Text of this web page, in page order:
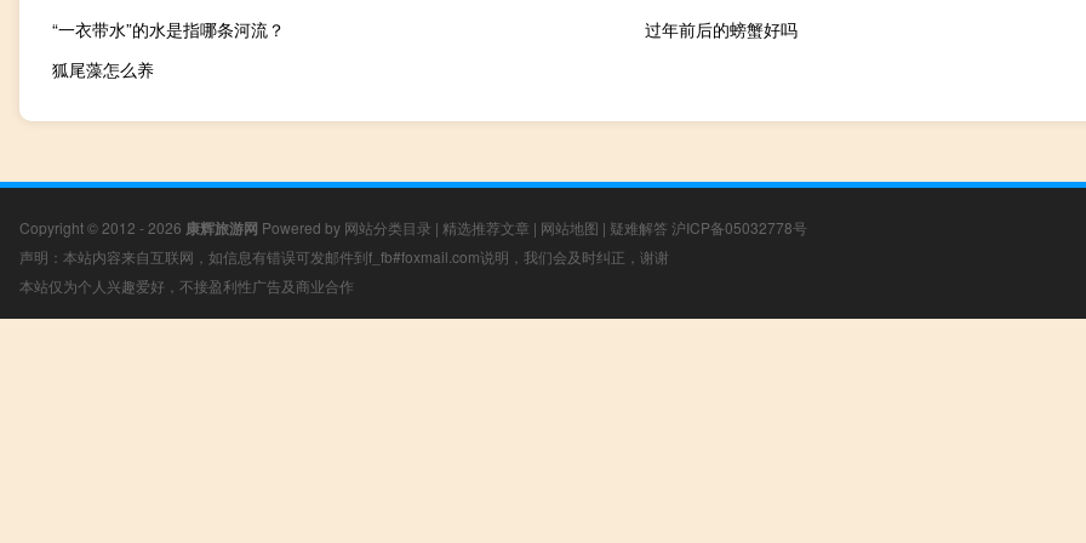
“一衣带水”的水是指哪条河流？
过年前后的螃蟹好吗
狐尾藻怎么养
Copyright © 2012 - 2026 康辉旅游网 Powered by 网站分类目录 | 精选推荐文章 | 网站地图 | 疑难解答 沪ICP备05032778号
声明：本站内容来自互联网，如信息有错误可发邮件到f_fb#foxmail.com说明，我们会及时纠正，谢谢
本站仅为个人兴趣爱好，不接盈利性广告及商业合作